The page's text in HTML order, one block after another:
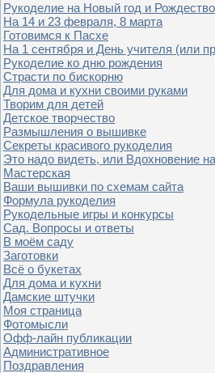
Рукоделие на Новый год и Рождество
На 14 и 23 февраля, 8 марта
Готовимся к Пасхе
На 1 сентября и День учителя (или
Рукоделие ко дню рождения
Страсти по бискорню
Для дома и кухни своими руками
Творим для детей
Детское творчество
Размышления о вышивке
Секреты красивого рукоделия
Это надо видеть, или Вдохновение
Мастерская
Ваши вышивки по схемам сайта
Формула рукоделия
Рукодельные игры и конкурсы
Сад. Вопросы и ответы
В моём саду
Заготовки
Всё о букетах
Для дома и кухни
Дамские штучки
Моя страница
Фотомысли
Офф-лайн публикации
Административное
Поздравления